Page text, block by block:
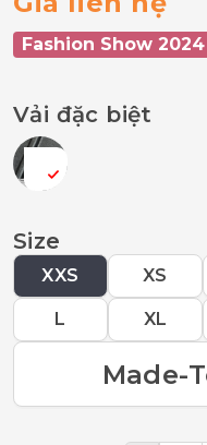
Fashion Show 2024
Vải đặc biệt
Size
XXS XS
L XL
Made-